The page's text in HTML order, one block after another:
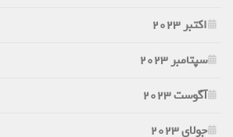
اکتبر 2023
سپتامبر 2023
آگوست 2023
جولای 2023